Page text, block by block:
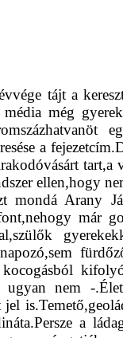
tájt a
még
a
ellen,hogy
Arany
már
nem -
a